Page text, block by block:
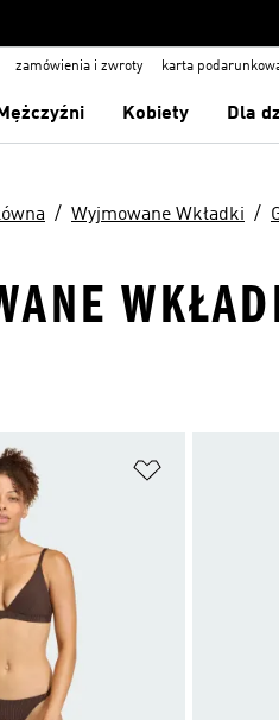
zamówienia i zwroty karta
Mężczyźni Kobiety Dla
Wyjmowane Wkładki
Dodaj do